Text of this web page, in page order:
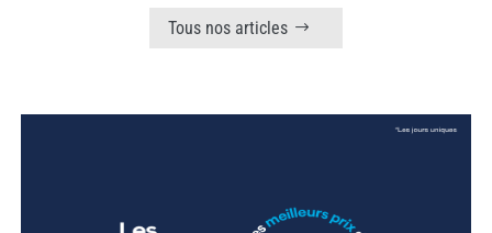
Tous nos articles